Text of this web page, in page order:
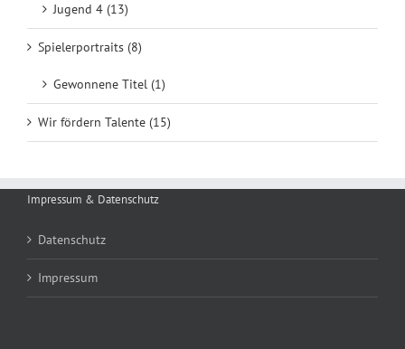
Jugend 4 (13)
Spielerportraits (8)
Gewonnene Titel (1)
Wir fördern Talente (15)
Impressum & Datenschutz
Datenschutz
Impressum